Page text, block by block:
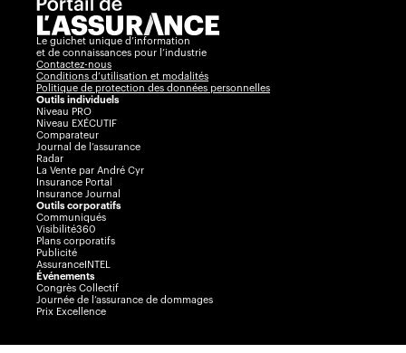
Le guichet unique d’information
et de connaissances pour l’industrie
Contactez-nous
Conditions d’utilisation et modalités
Politique de protection des données personnelles
Outils individuels
Niveau PRO
Niveau EXÉCUTIF
Comparateur
Journal de l’assurance
Radar
La Vente par André Cyr
Insurance Portal
Insurance Journal
Outils corporatifs
Communiqués
Visibilité360
Plans corporatifs
Publicité
AssuranceINTEL
Événements
Congrès Collectif
Journée de l’assurance de dommages
Prix Excellence